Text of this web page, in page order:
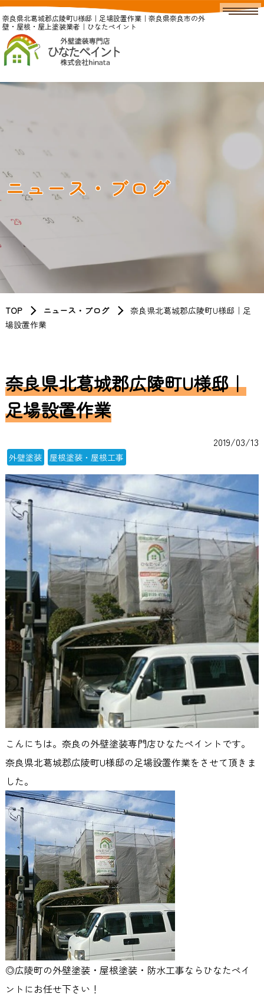
奈良県北葛城郡広陵町U様邸｜足場設置作業｜奈良県奈良市の外
壁・屋根・屋上塗装業者｜ひなたペイント
ニュース・ブログ
TOP ニュース・ブログ
奈良県北葛城郡広陵町U様邸｜足
場設置作業
奈良県北葛城郡広陵町U様邸｜
足場設置作業
2019/03/13
外壁塗装 屋根塗装・屋根工事
こんにちは。奈良の外壁塗装専門店ひなたペイントです。
奈良県北葛城郡広陵町U様邸の足場設置作業をさせて頂きま
した。
◎広陵町の外壁塗装・屋根塗装・防水工事ならひなたペイ
ントにお任せ下さい！